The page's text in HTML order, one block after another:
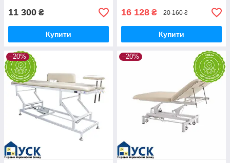
11 300 ₴
Купити
16 128 ₴ 20 160 ₴
Купити
–20% –20%